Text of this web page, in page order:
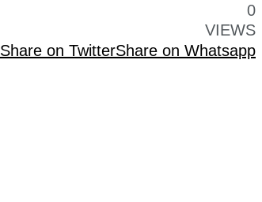
0
VIEWS
Share on TwitterShare on Whatsapp